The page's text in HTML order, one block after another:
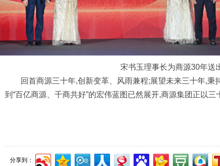
宋书玉理事长为商源30年送
回首商源三十年,创新变革、风雨兼程;展望未来三十年,秉
到“百亿商源、千商共好”的宏伟蓝图已然展开,商源集团正以
分享到：